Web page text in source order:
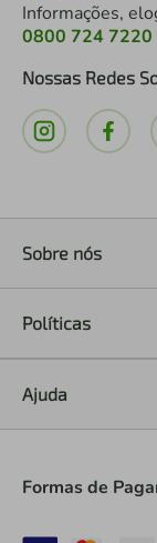
Informações,
0800 724 7220
Nossas Redes
Sobre nós
Políticas
Ajuda
Formas de